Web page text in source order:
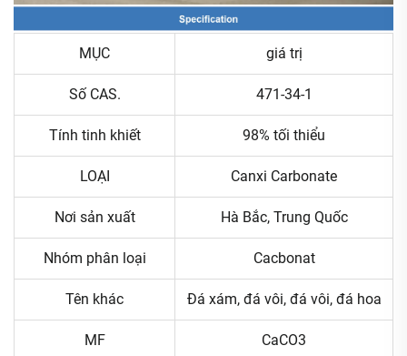
MỤC giá trị
Số CAS. 471-34-1
Tính tinh khiết 98% tối thiểu
LOẠI Canxi Carbonate
Nơi sản xuất Hà Bắc, Trung Quốc
Nhóm phân loại Cacbonat
Tên khác Đá xám, đá vôi, đá vôi, đá hoa
MF CaCO3